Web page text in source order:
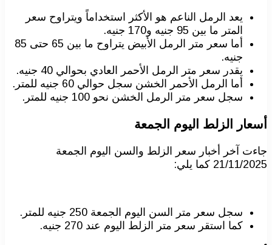
يعد الرمل الناعم هو الأكثر استخداماً ويتراوح سعر
المتر ما بين 95 جنيه و170 جنيه.
أما سعر متر الرمل الأبيض يتراوح ما بين 65 حتى 85
جنيه.
يقدر سعر متر الرمل الأحمر العادي بحوالي 40 جنيه.
أما الرمل الأحمر الخشن سجل حوالي 60 جنيه للمتر.
سجل سعر متر الرمل الخشن نحو 100 جنيه للمتر.
أسعار الزلط اليوم الجمعة
جاءت آخر أخبار سعر الزلط والسن اليوم الجمعة
21/11/2025 كما يلي:
سجل سعر متر السن اليوم الجمعة 250 جنيه للمتر.
كما استقر سعر متر الزلط اليوم عند 270 جنيه.